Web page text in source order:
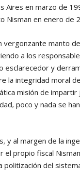
Aires en marzo de
Nisman en enero de
vergonzante manto
a los
esclarecedor y
la integridad moral
misión de impartir
poco y nada se
y al margen de la
el propio fiscal
politización del